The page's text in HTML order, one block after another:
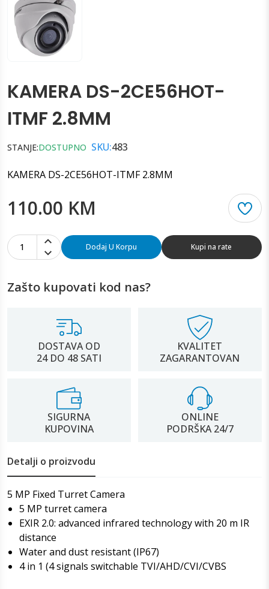
KAMERA DS-2CE56HOT-
ITMF 2.8MM
STANJE:DOSTUPNO SKU:483
KAMERA DS-2CE56HOT-ITMF 2.8MM
110.00 KM
1 Dodaj U Korpu Kupi na rate
Zašto kupovati kod nas?
DOSTAVA OD
24 DO 48 SATI
KVALITET
ZAGARANTOVAN
SIGURNA
KUPOVINA
ONLINE
PODRŠKA 24/7
Detalji o proizvodu
5 MP Fixed Turret Camera
5 MP turret camera
EXIR 2.0: advanced infrared technology with 20 m IR
distance
Water and dust resistant (IP67)
4 in 1 (4 signals switchable TVI/AHD/CVI/CVBS